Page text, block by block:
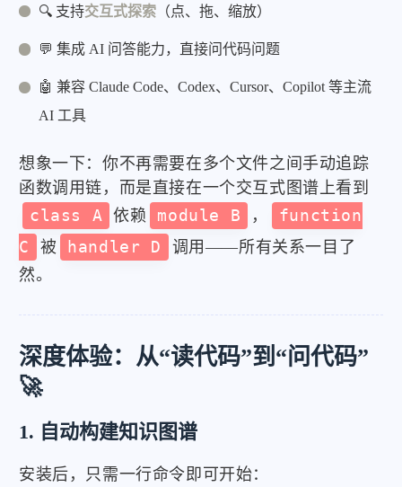
🔍 支持交互式探索 （点、拖、缩放）
💬 集成 AI 问答能力，直接问代码问题
🤖 兼容 Claude Code、Codex、Cursor、Copilot 等主流
AI 工具
想象一下：你不再需要在多个文件之间手动追踪
函数调用链，而是直接在一个交互式图谱上看到
class A
依赖 module B ，
function
C
被 handler D
调用——所有关系一目了
然。
深度体验：从“读代码”到“问代码”
🚀
1. 自动构建知识图谱
安装后，只需一行命令即可开始：